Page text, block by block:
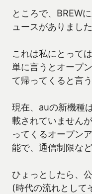
ところで、BREW
ュースがありました
これは私にとって
単に言うとオープ
て帰ってくると言う
現在、auの新機種
載されていません
ってくるオープン
能で、通信制限な
ひょっとしたら、
(時代の流れとして